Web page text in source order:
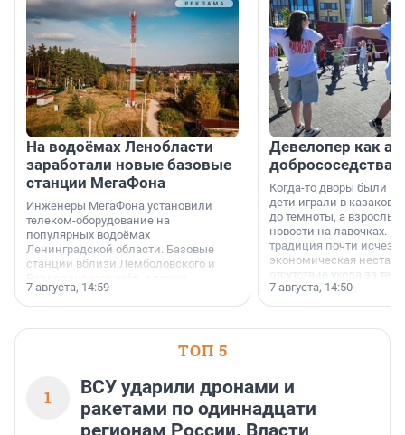
На водоёмах Ленобласти
заработали новые базовые
станции МегаФона
Инженеры МегаФона установили
телеком-оборудование на
популярных водоёмах
Ленинградской области. Базовые
станции вблизи Лемболовского и
недалеко от Большого Тосненского
водопада.
7 августа, 14:59
Девелопер как
добрососедства
Когда-то дворы были
дети играли в казаков-
до темноты, а
новости на лавочках. В
традиция почти
экономическая
отсутствие ухода за
сделали своё дело.
7 августа, 14:50
ТОП 5
1
ВСУ ударили дронами и
ракетами по одиннадцати
регионам России. Власти